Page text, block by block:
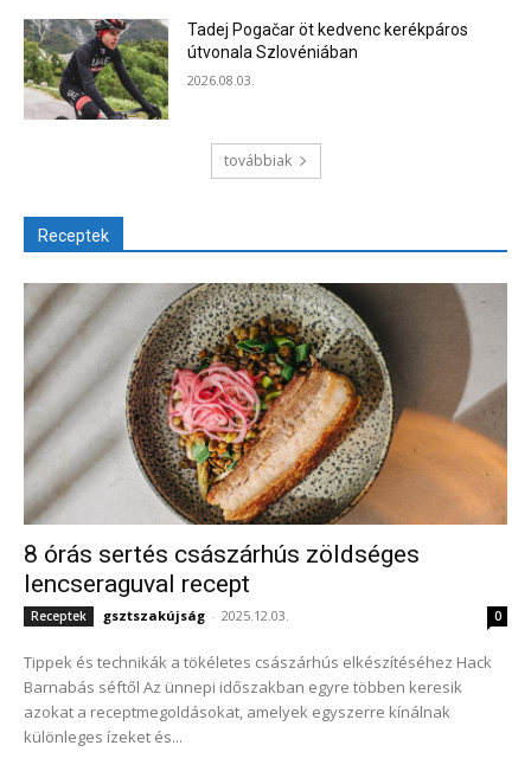
Tadej Pogačar öt kedvenc kerékpáros
útvonala Szlovéniában
2026.08.03.
továbbiak
Receptek
8 órás sertés császárhús zöldséges
lencseraguval recept
Receptek gsztszakújság - 2025.12.03. 0
Tippek és technikák a tökéletes császárhús elkészítéséhez Hack
Barnabás séftől Az ünnepi időszakban egyre többen keresik
azokat a receptmegoldásokat, amelyek egyszerre kínálnak
különleges ízeket és...